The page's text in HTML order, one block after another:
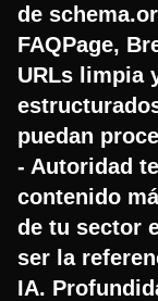
de
FAQPage,
URLs limpia
puedan
- Autoridad
contenido
de tu sector
ser la
IA.